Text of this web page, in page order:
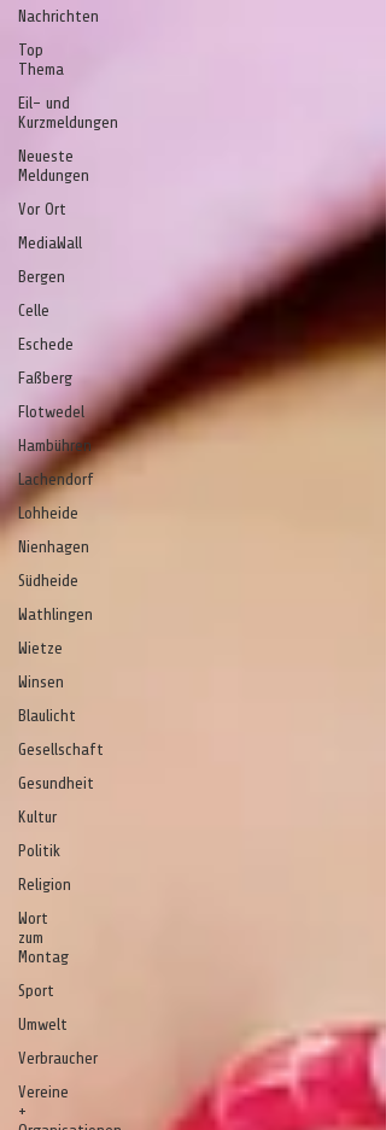
Nachrichten
Top
Thema
Eil- und
Kurzmeldungen
Neueste
Meldungen
Vor Ort
MediaWall
Bergen
Celle
Eschede
Faßberg
Flotwedel
Hambühren
Lachendorf
Lohheide
Nienhagen
Südheide
Wathlingen
Wietze
Winsen
Blaulicht
Gesellschaft
Gesundheit
Kultur
Politik
Religion
Wort
zum
Montag
Sport
Umwelt
Verbraucher
Vereine
+